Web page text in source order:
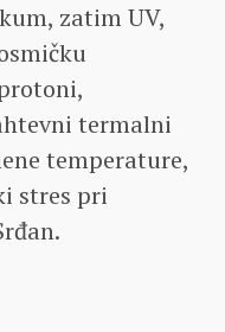
zatim UV,
termalni
temperature,
stres pri